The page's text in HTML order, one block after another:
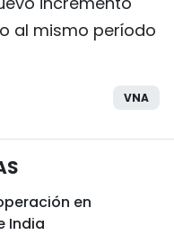
al mismo período
VNA
en
India